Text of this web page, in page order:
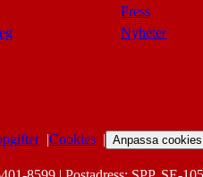
Press
Nyheter
Cookies Anpassa cookies